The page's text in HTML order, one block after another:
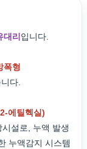
리 입니다.
폭형
다.
에틸헥실)
설로, 누액 발생
누액감지 시스템